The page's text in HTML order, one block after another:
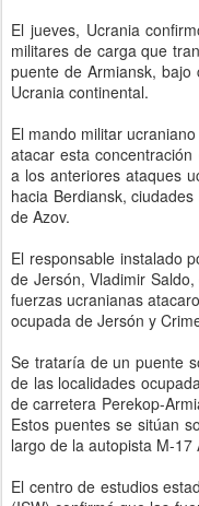
El jueves, Ucrania
militares de carga que
puente de Armiansk,
Ucrania continental.
El mando militar
atacar esta
a los anteriores ataques
hacia Berdiansk,
de Azov.
El responsable instalado
de Jersón, Vladimir
fuerzas ucranianas
ocupada de Jersón y
Se trataría de un puente
de las localidades
de carretera Perekop-
Estos puentes se sitúan
largo de la autopista M-17
El centro de estudios